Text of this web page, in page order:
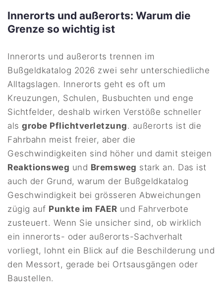
Innerorts und außerorts: Warum die
Grenze so wichtig ist
Innerorts und außerorts trennen im
Bußgeldkatalog 2026 zwei sehr unterschiedliche
Alltagslagen. Innerorts geht es oft um
Kreuzungen, Schulen, Busbuchten und enge
Sichtfelder, deshalb wirken Verstöße schneller
alsgrobe Pflichtverletzung. außerorts ist die
Fahrbahn meist freier, aber die
Geschwindigkeiten sind höher und damit steigen
Reaktionsweg und Bremsweg stark an. Das ist
auch der Grund, warum der Bußgeldkatalog
Geschwindigkeit bei grösseren Abweichungen
zügig auf Punkte im FAER und Fahrverbote
zusteuert. Wenn Sie unsicher sind, ob wirklich
ein innerorts- oder außerorts-Sachverhalt
vorliegt, lohnt ein Blick auf die Beschilderung und
den Messort, gerade bei Ortsausgängen oder
Baustellen.